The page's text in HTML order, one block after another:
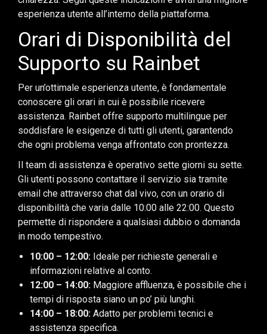
esperienza utente all’interno della piattaforma.
Orari di Disponibilità del
Supporto su Rainbet
Per un’ottimale esperienza utente, è fondamentale
conoscere gli orari in cui è possibile ricevere
assistenza. Rainbet offre supporto multilingue per
soddisfare le esigenze di tutti gli utenti, garantendo
che ogni problema venga affrontato con prontezza.
Il team di assistenza è operativo sette giorni su sette.
Gli utenti possono contattare il servizio sia tramite
email che attraverso chat dal vivo, con un orario di
disponibilità che varia dalle 10:00 alle 22:00. Questo
permette di rispondere a qualsiasi dubbio o domanda
in modo tempestivo.
10:00 – 12:00: Ideale per richieste generali e
informazioni relative al conto.
12:00 – 14:00: Maggiore affluenza, è possibile che i
tempi di risposta siano un po’ più lunghi.
14:00 – 18:00: Adatto per problemi tecnici e
assistenza specifica.